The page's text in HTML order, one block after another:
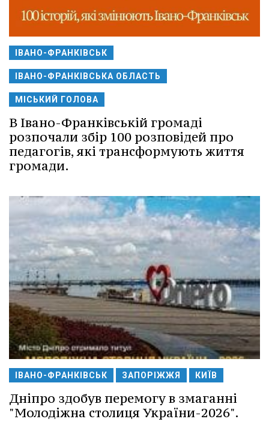
ІВАНО-ФРАНКІВСЬК
ІВАНО-ФРАНКІВСЬКА ОБЛАСТЬ
МІСЬКИЙ ГОЛОВА
В Івано-Франківській громаді
розпочали збір 100 розповідей про
педагогів, які трансформують життя
громади.
ІВАНО-ФРАНКІВСЬК ЗАПОРІЖЖЯ КИЇВ
Дніпро здобув перемогу в змаганні
"Молодіжна столиця України-2026".